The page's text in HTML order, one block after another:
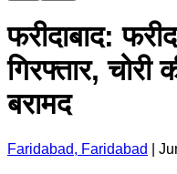
फरीदाबाद:
गिरफ्तार, चोरी
बरामद
Faridabad, Faridabad